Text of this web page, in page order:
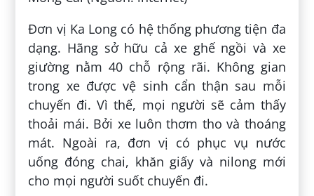
Đơn vị Ka Long có hệ thống phương tiện đa
dạng. Hãng sở hữu cả xe ghế ngồi và xe
giường nằm 40 chỗ rộng rãi. Không gian
trong xe được vệ sinh cẩn thận sau mỗi
chuyến đi. Vì thế, mọi người sẽ cảm thấy
thoải mái. Bởi xe luôn thơm tho và thoáng
mát. Ngoài ra, đơn vị có phục vụ nước
uống đóng chai, khăn giấy và nilong mới
cho mọi người suốt chuyến đi.